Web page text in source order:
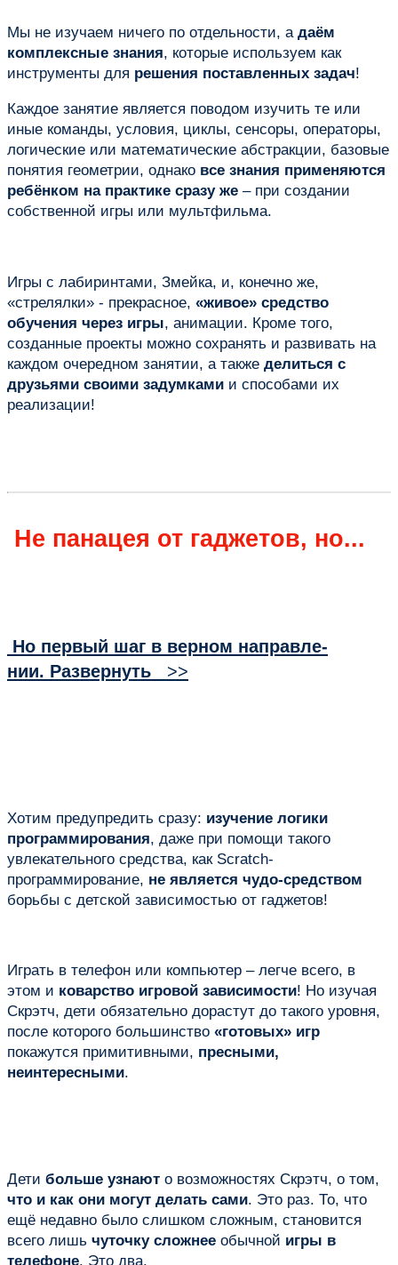
Мы не изучаем ничего по отдельности, а даём
комплексные знания, которые используем как
инструменты для решения поставленных задач!
Каждое занятие является поводом изучить те или
иные команды, условия, циклы, сенсоры, операторы,
логические или математические абстракции, базовые
понятия геометрии, однако все знания применяются
ребёнком на практике сразу же – при создании
собственной игры или мультфильма.
Игры с лабиринтами, Змейка, и, конечно же,
«стрелялки» - прекрасное, «живое» средство
обучения через игры, анимации. Кроме того,
созданные проекты можно сохранять и развивать на
каждом очередном занятии, а также делиться с
друзьями своими задумками и способами их
реализации!
Не панацея от гаджетов, но...
Но первый шаг в верном направле-
нии. Развернуть
>>
Хотим предупредить сразу: изучение логики
программирования, даже при помощи такого
увлекательного средства, как Scratch-
программирование, не является чудо-средством
борьбы с детской зависимостью от гаджетов!
Играть в телефон или компьютер – легче всего, в
этом и коварство игровой зависимости! Но изучая
Скрэтч, дети обязательно дорастут до такого уровня,
после которого большинство «готовых» игр
покажутся примитивными, пресными,
неинтересными.
Дети больше узнают о возможностях Скрэтч, о том,
что и как они могут делать сами. Это раз. То, что
ещё недавно было слишком сложным, становится
всего лишь чуточку сложнее обычной игры в
телефоне. Это два.